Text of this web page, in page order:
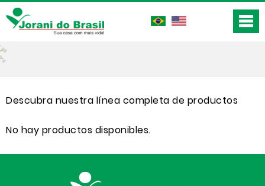
Descubra nuestra línea completa de productos
No hay productos disponibles.